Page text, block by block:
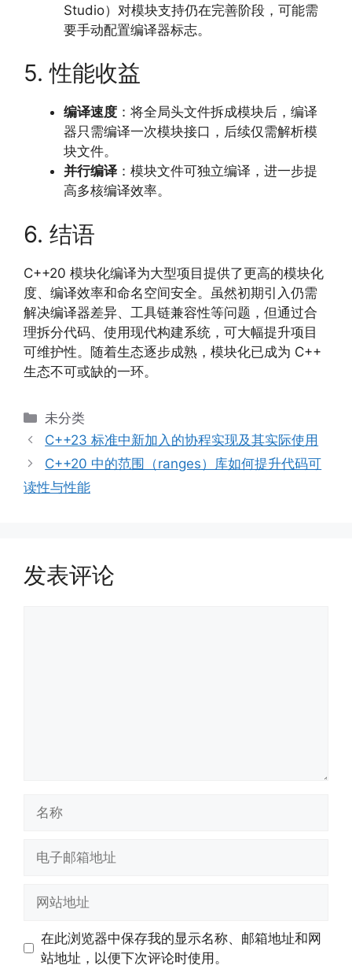
Studio）对模块支持仍在完善阶段，可能需
要手动配置编译器标志。
5. 性能收益
编译速度 ：将全局头文件拆成模块后，编译
器只需编译一次模块接口，后续仅需解析模
块文件。
并行编译 ：模块文件可独立编译，进一步提
高多核编译效率。
6. 结语
C++20 模块化编译为大型项目提供了更高的模块化
度、编译效率和命名空间安全。虽然初期引入仍需
解决编译器差异、工具链兼容性等问题，但通过合
理拆分代码、使用现代构建系统，可大幅提升项目
可维护性。随着生态逐步成熟，模块化已成为 C++
生态不可或缺的一环。
分
类
未分类
C++23 标准中新加入的协程实现及其实际使用
C++20 中的范围（ranges）库如何提升代码可
读性与性能
发表评论
址
址
在此浏览器中保存我的显示名称、邮箱地址和网
站地址，以便下次评论时使用。